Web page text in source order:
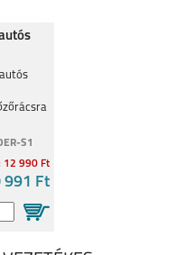
S1
12 990 Ft
991 Ft